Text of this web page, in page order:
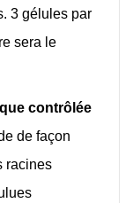
3 gélules par
sera le
contrôlée
de façon
racines